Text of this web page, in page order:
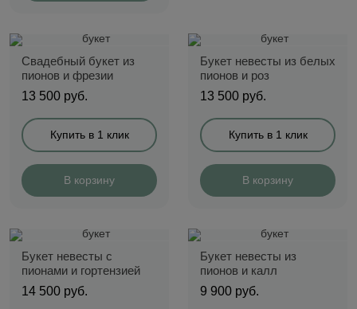
Свадебный букет из
пионов и фрезии
13 500 руб.
Купить в 1 клик
В корзину
Букет невесты из белых
пионов и роз
13 500 руб.
Купить в 1 клик
В корзину
Букет невесты с
пионами и гортензией
14 500 руб.
Букет невесты из
пионов и калл
9 900 руб.